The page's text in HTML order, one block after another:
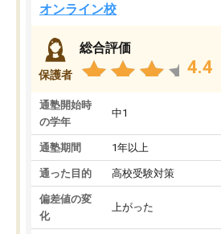
オンライン校
保護者
総合評価
4.4
通塾開始時
の学年
中1
通塾期間 1年以上
通った目的 高校受験対策
偏差値の変
化
上がった